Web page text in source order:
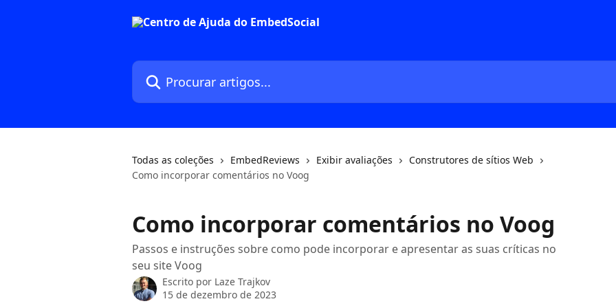
Procurar artigos...
Todas as coleções EmbedReviews Exibir avaliações
Construtores de sítios Web
Como incorporar comentários no Voog
Como incorporar comentários no Voog
Passos e instruções sobre como pode incorporar e apresentar as suas críticas no
seu site Voog
Escrito por Laze Trajkov
15 de dezembro de 2023